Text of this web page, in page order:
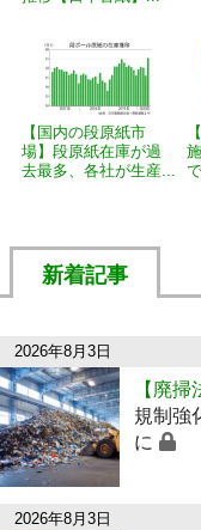
【国内の段原紙市
場】段原紙在庫が過
去最多、各社が生産...
新着記事
2026年8月3日
【廃掃
規制強
に
2026年8月3日